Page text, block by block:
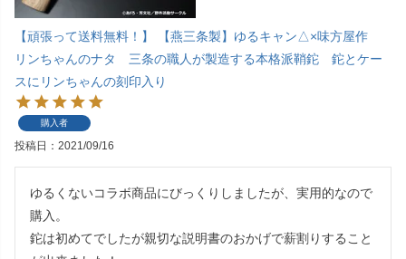
【頑張って送料無料！】 【燕三条製】ゆるキャン△×味方屋作
リンちゃんのナタ 三条の職人が製造する本格派鞘鉈 鉈とケー
スにリンちゃんの刻印入り
購入者
投稿日 2021/09/16
ゆるくないコラボ商品にびっくりしましたが、実用的なので
購入。
鉈は初めてでしたが親切な説明書のおかげで薪割りすること